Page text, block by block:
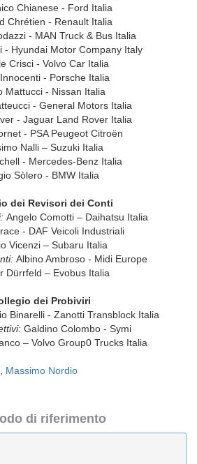
Chianese - Ford Italia
Chrétien - Renault Italia
- MAN Truck & Bus Italia
- Hyundai Motor Company Italy
Crisci - Volvo Car Italia
- Porsche Italia
Mattucci - Nissan Italia
- General Motors Italia
- Jaguar Land Rover Italia
- PSA Peugeot Citroën
Nalli – Suzuki Italia
- Mercedes-Benz Italia
Sòlero - BMW Italia
dei Revisori dei Conti
Angelo Comotti – Daihatsu Italia
- DAF Veicoli Industriali
Vicenzi – Subaru Italia
Albino Ambroso - Midi Europe
Dürrfeld – Evobus Italia
dei Probiviri
Binarelli - Zanotti Transblock Italia
Galdino Colombo - Symi
– Volvo Group0 Trucks Italia
Massimo Nordio
di riferimento